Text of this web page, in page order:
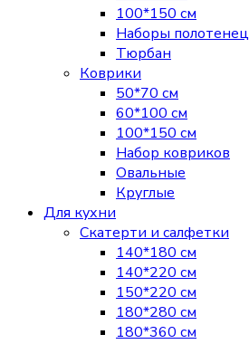
100*150 см
Наборы полотенец
Тюрбан
Коврики
50*70 см
60*100 см
100*150 см
Набор ковриков
Овальные
Круглые
Для кухни
Скатерти и салфетки
140*180 см
140*220 см
150*220 см
180*280 см
180*360 см